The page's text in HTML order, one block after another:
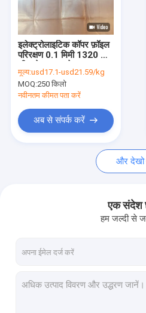
हमारे बारे में
कारखाना भ्रमण
गुणवत्ता नियंत्रण
संपर्क करें
एक उद्धरण की विनती करे
परमाणु विकिरण संरक्षण
आरएफ परिरक्षित दरवाजे
इलेक्ट्रोलाइटिक कॉपर फ़ॉइल
परिरक्षण 0.1 मिमी 1320 मिमी
मूल्य:usd17.1-usd21.59/kg
MOQ:250 किलो
नवीनतम कीमत पता करें
अब से संपर्क करें
और देखो
एक संदेश
हम जल्दी से